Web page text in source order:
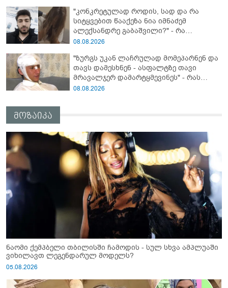
"კონკრეტულად როდის, სად და რა
სიტყვებით წააქეზა ნია იმნაძემ
ალექსანდრე გაბაშვილი?" - რა
მიმართვას ავრცელებს ნია იმნაძის
08.08.2026
"ზურგს უკან ლაჩრულად მომეპარნენ და
თავს დამესხნენ - ასფალტზე თავი
მრავალჯერ დამარტყმევინეს" - რას
ჰყვება კურიერი, რომელსაც
08.08.2026
მოზაიკა
ნაომი ქემპბელი თბილისში ჩამოდის - სულ სხვა ამპლუაში
ვიხილავთ ლეგენდარულ მოდელს?
05.08.2026